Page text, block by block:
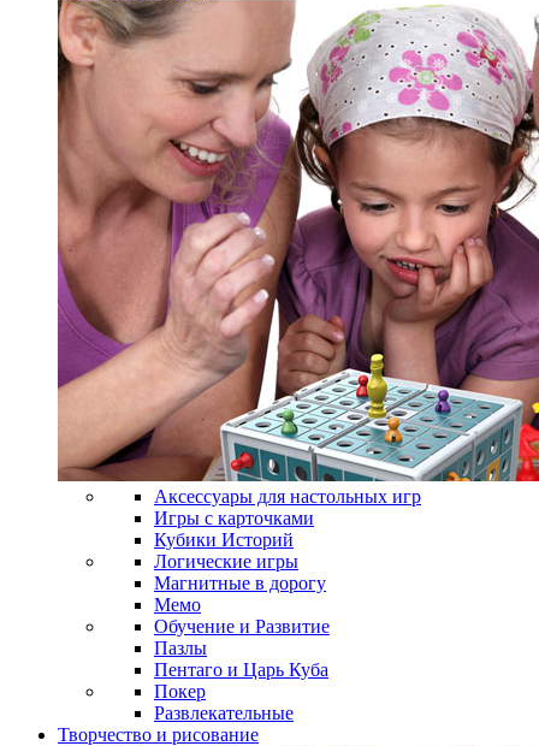
Аксессуары для настольных игр
Игры с карточками
Кубики Историй
Логические игры
Магнитные в дорогу
Мемо
Обучение и Развитие
Пазлы
Пентаго и Царь Куба
Покер
Развлекательные
Творчество и рисование